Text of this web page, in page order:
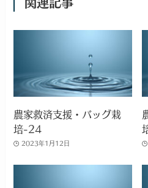
農家救済支援・バッグ栽
培-24
2023年1月12日